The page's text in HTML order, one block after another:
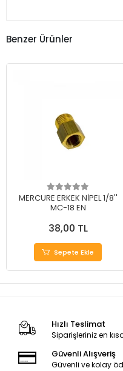
Benzer Ürünler
MERCURE ERKEK NİPEL 1/8''
MC-18 EN
38,00 TL
Sepete Ekle
Hızlı Teslimat
Siparişleriniz en
Güvenli Alışveriş
Güvenli ve kolay